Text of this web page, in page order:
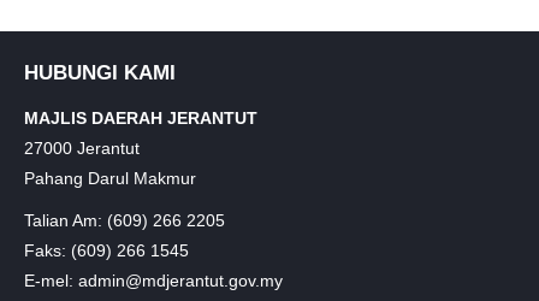
HUBUNGI KAMI
MAJLIS DAERAH JERANTUT
27000 Jerantut
Pahang Darul Makmur
Talian Am: (609) 266 2205
Faks: (609) 266 1545
E-mel: admin@mdjerantut.gov.my